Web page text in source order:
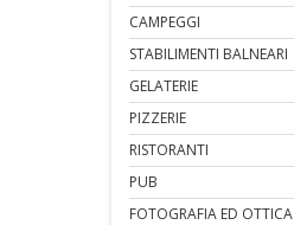
CAMPEGGI
STABILIMENTI BALNEARI
GELATERIE
PIZZERIE
RISTORANTI
PUB
FOTOGRAFIA ED OTTICA